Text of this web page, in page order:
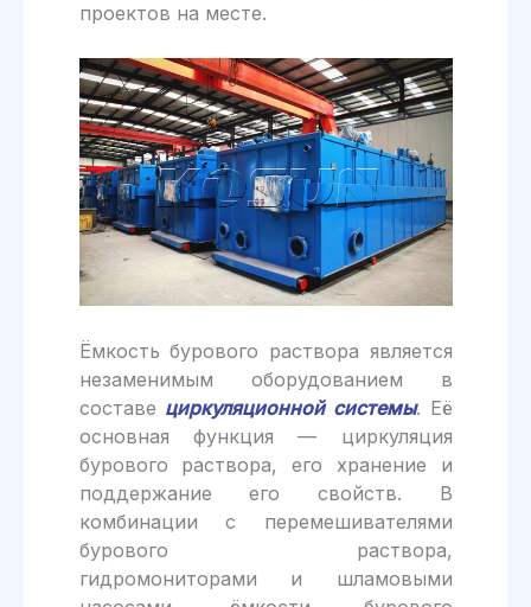
проектов на месте.
Ёмкость бурового раствора является
незаменимым оборудованием в
составе циркуляционной системы. Её
основная функция — циркуляция
бурового раствора, его хранение и
поддержание его свойств. В
комбинации с перемешивателями
бурового раствора,
гидромониторами и шламовыми